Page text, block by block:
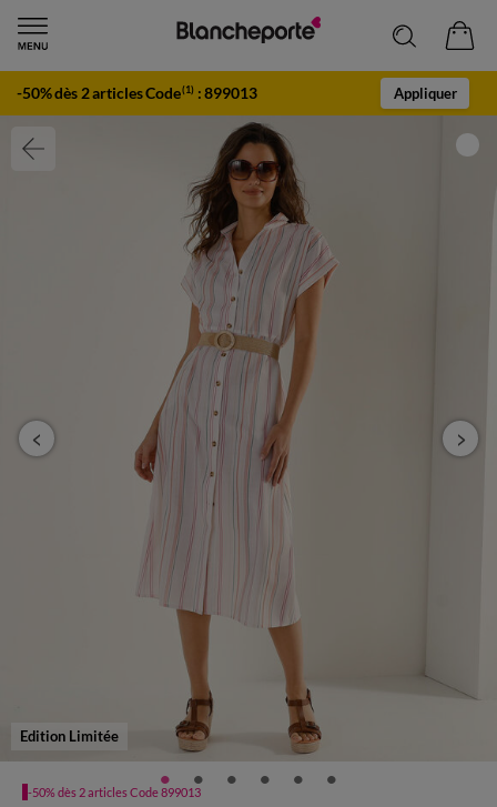
-50% dès 2 articles Code(1) :899013 Appliquer
Edition Limitée
-50% dès 2 articles Code 899013